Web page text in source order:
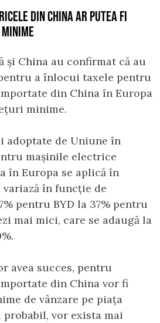
DIN CHINA AR PUTEA FI
MINIME
și China au confirmat că au
a înlocui taxele pentru
din China în Europa
minime.
adoptate de Uniune în
mașinile electrice
în Europa se aplică în
în funcție de
pentru BYD la 37% pentru
mai mici, care se adaugă la
avea succes, pentru
din China vor fi
de vânzare pe piața
probabil, vor exista mai